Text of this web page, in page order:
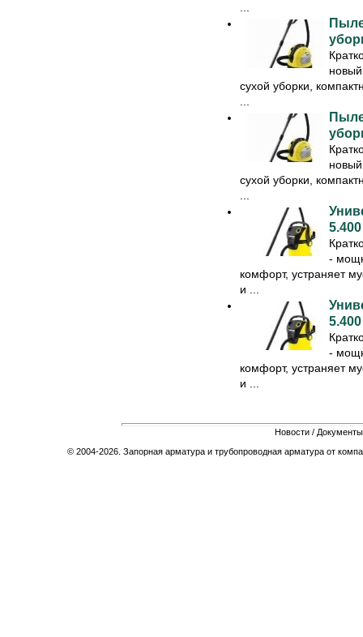
...
сухой уборки,
...
сухой уборки,
...
5.400
-
комфорт, устраняет
и ...
5.400
-
комфорт, устраняет
и ...
Новости / Документы
© 2004-2026. Запорная арматура и трубопроводная арматура от